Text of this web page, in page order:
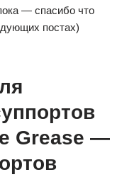
— спасибо что
постах)
Grease —